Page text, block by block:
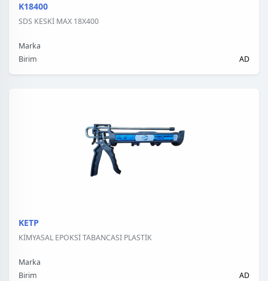
K18400
SDS KESKİ MAX 18X400
Marka
Birim
AD
KETP
KİMYASAL EPOKSİ TABANCASI PLASTİK
Marka
Birim
AD